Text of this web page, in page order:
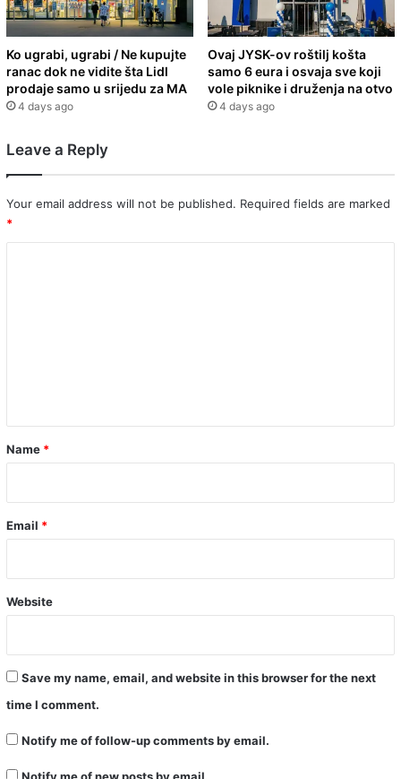
Ko ugrabi, ugrabi / Ne kupujte
ranac dok ne vidite šta Lidl
prodaje samo u srijedu za MA
4 days ago
Ovaj JYSK-ov roštilj košta
samo 6 eura i osvaja sve koji
vole piknike i druženja na otvo
4 days ago
Leave a Reply
Your email address will not be published. Required fields are marked
*
*
Name *
Email *
Website
Save my name, email, and website in this browser for the next
time I comment.
Notify me of follow-up comments by email.
Notify me of new posts by email.